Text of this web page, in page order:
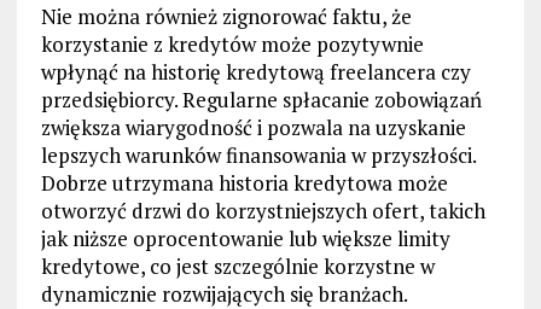
Nie można również zignorować faktu, że
korzystanie z kredytów może pozytywnie
wpłynąć na historię kredytową freelancera czy
przedsiębiorcy. Regularne spłacanie zobowiązań
zwiększa wiarygodność i pozwala na uzyskanie
lepszych warunków finansowania w przyszłości.
Dobrze utrzymana historia kredytowa może
otworzyć drzwi do korzystniejszych ofert, takich
jak niższe oprocentowanie lub większe limity
kredytowe, co jest szczególnie korzystne w
dynamicznie rozwijających się branżach.